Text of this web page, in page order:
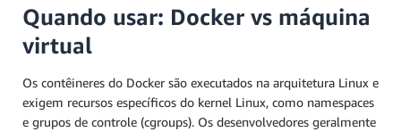
Quando usar: Docker vs máquina
virtual
Os contêineres do Docker são executados na arquitetura Linux e
exigem recursos específicos do kernel Linux, como namespaces
e grupos de controle (cgroups). Os desenvolvedores geralmente